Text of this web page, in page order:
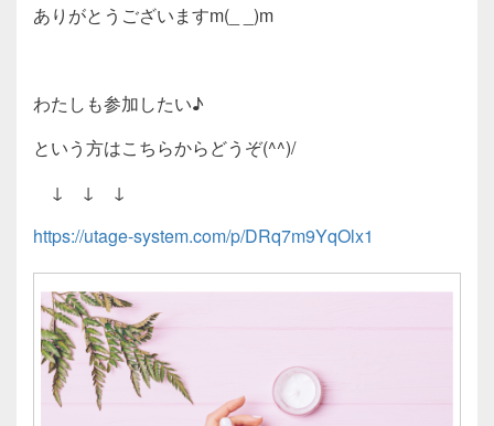
ありがとうございますm(_ _)m
わたしも参加したい♪
という方はこちらからどうぞ(^^)/
↓ ↓ ↓
https://utage-system.com/p/DRq7m9YqOlx1